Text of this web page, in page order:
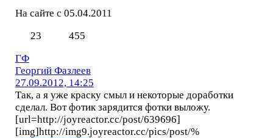
На сайте с 05.04.2011
23
455
ГФ
Георгий Фазлеев
27.09.2012, 14:25
Так, а я уже краску смыл и некоторые доработки
сделал. Вот фотик зарядится фотки выложу.
[url=http://joyreactor.cc/post/639696]
[img]http://img9.joyreactor.cc/pics/post/%